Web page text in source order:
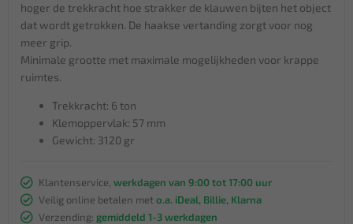
hoger de trekkracht hoe strakker de klauwen bijten het object
dat wordt getrokken. De haakse vertanding zorgt voor nog
meer grip.
Minimale grootte met maximale mogelijkheden voor krappe
ruimtes.
Trekkracht: 6 ton
Klemoppervlak: 57 mm
Gewicht: 3120 gr
Klantenservice, werkdagen van 9:00 tot 17:00 uur
Veilig online betalen met o.a. iDeal, Billie, Klarna
Verzending: gemiddeld 1-3 werkdagen